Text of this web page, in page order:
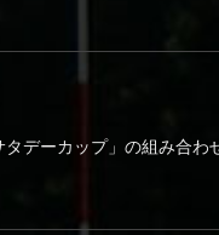
デーカップ」の組み合わ